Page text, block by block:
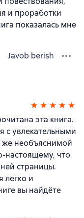
и проработки
показалась мне
Javob berish
эта книга.
с увлекательными
же необъяснимой
настоящему, что
страницы.
легко и
вы найдёте